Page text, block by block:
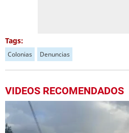
Tags:
Colonias Denuncias
VIDEOS RECOMENDADOS